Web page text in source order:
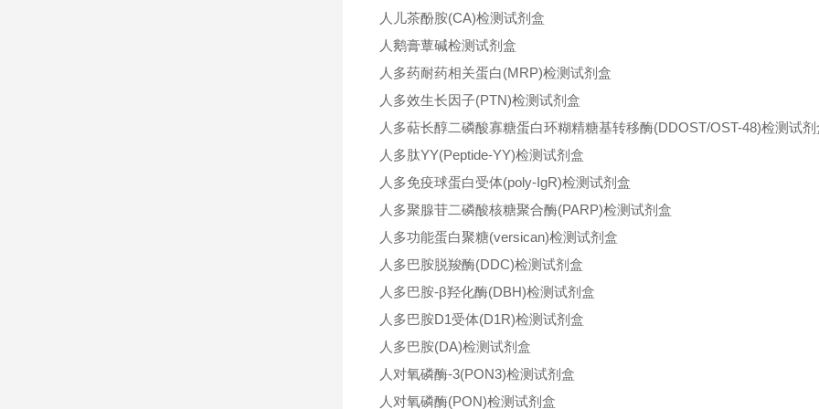
人儿茶酚胺(CA)检测试剂盒
人鹅膏蕈碱检测试剂盒
人多药耐药相关蛋白(MRP)检测试剂盒
人多效生长因子(PTN)检测试剂盒
人多萜长醇二磷酸寡糖蛋白环糊精糖基转移酶(DDOST/OST-48)检测试
人多肽YY(Peptide-YY)检测试剂盒
人多免疫球蛋白受体(poly-IgR)检测试剂盒
人多聚腺苷二磷酸核糖聚合酶(PARP)检测试剂盒
人多功能蛋白聚糖(versican)检测试剂盒
人多巴胺脱羧酶(DDC)检测试剂盒
人多巴胺-β羟化酶(DBH)检测试剂盒
人多巴胺D1受体(D1R)检测试剂盒
人多巴胺(DA)检测试剂盒
人对氧磷酶-3(PON3)检测试剂盒
人对氧磷酶(PON)检测试剂盒